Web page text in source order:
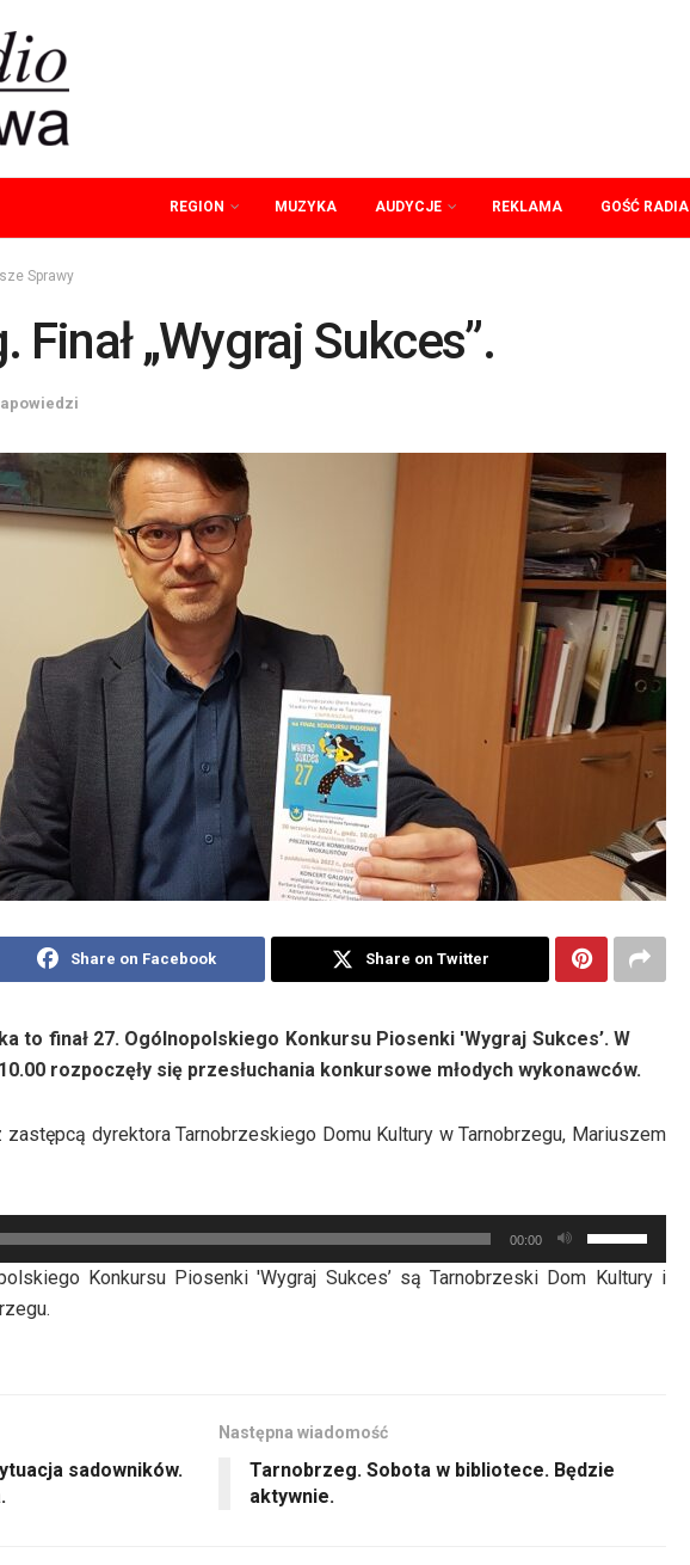
REGION MUZYKA AUDYCJE REKLAMA GOŚĆ RADIA
Sprawy
Finał „Wygraj Sukces”.
Share on Facebook Share on Twitter
to finał 27. Ogólnopolskiego Konkursu Piosenki 'Wygraj Sukces’. W
rozpoczęły się przesłuchania konkursowe młodych wykonawców.
dyrektora Tarnobrzeskiego Domu Kultury w Tarnobrzegu, Mariuszem
00:00
strzałek
do
zwiększyć
Konkursu Piosenki 'Wygraj Sukces’ są Tarnobrzeski Dom Kultury i
sadowników.
Następna wiadomość
Tarnobrzeg. Sobota w bibliotece. Będzie
aktywnie.